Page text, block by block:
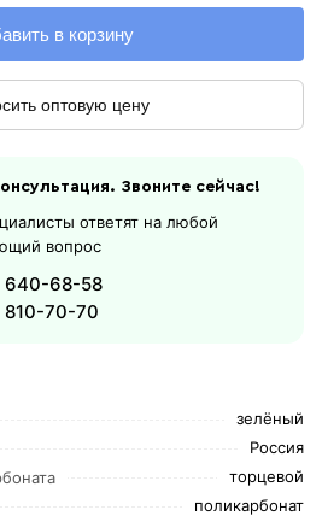
зелёный
Россия
торцевой
поликарбонат
в корзину
оптовую цену
Звоните сейчас!
ответят на любой
вопрос
640-68-58
810-70-70